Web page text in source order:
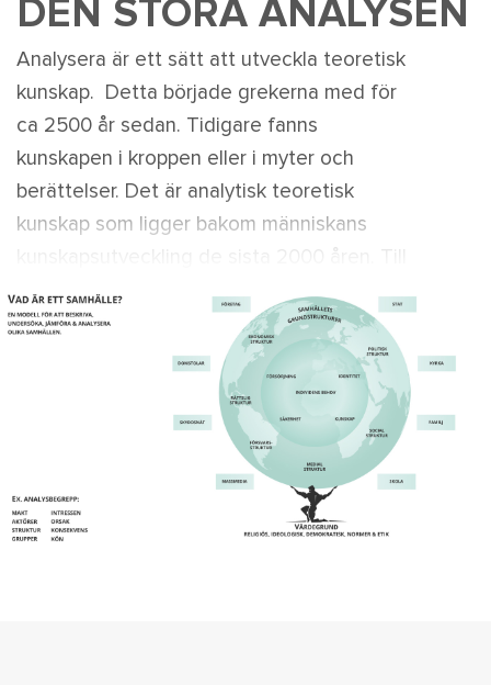
DEN STORA ANALYSEN
Analysera är ett sätt att utveckla teoretisk
kunskap. Detta började grekerna med för
ca 2500 år sedan. Tidigare fanns
kunskapen i kroppen eller i myter och
berättelser. Det är analytisk teoretisk
kunskap som ligger bakom människans
höger ser du några analytiska modeller.